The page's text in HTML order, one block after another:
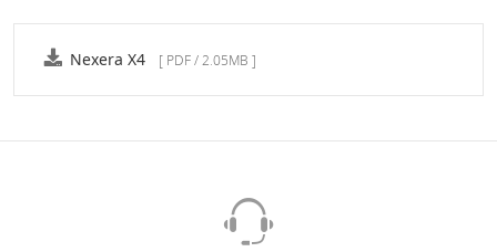
Nexera X4 [ PDF / 2.05MB ]